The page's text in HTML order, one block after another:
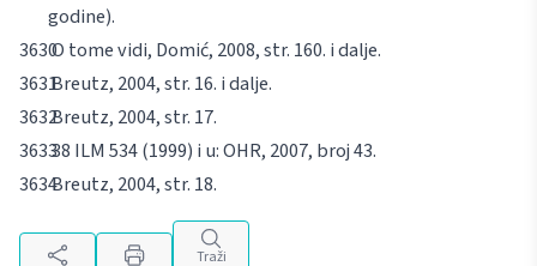
godine).
O tome vidi, Domić, 2008, str. 160. i dalje.
Breutz, 2004, str. 16. i dalje.
Breutz, 2004, str. 17.
38 ILM 534 (1999) i u:OHR, 2007, broj 43.
Breutz, 2004, str. 18.
Traži